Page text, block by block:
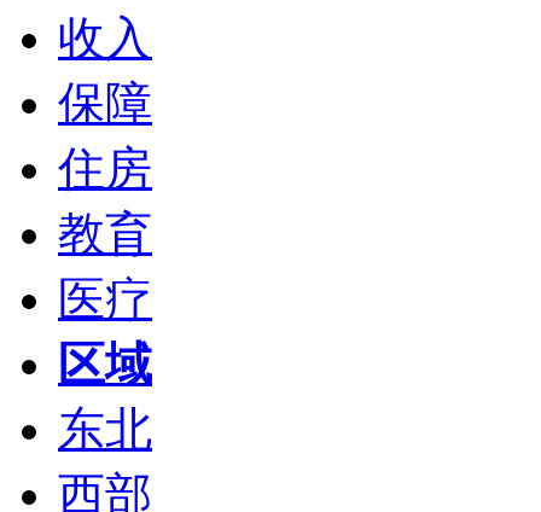
收入
保障
住房
教育
医疗
区域
东北
西部